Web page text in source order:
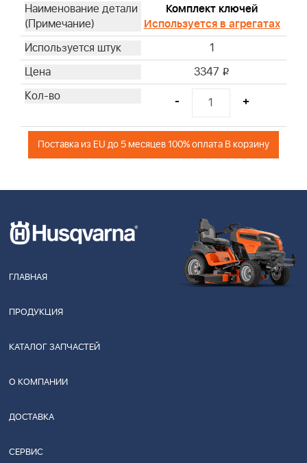
Комплект ключей
Используется в агрегатах
1
3347 i
- +
Поставка из EU до 5 месяцев 100% оплата В корзину
ГЛАВНАЯ
ПРОДУКЦИЯ
КАТАЛОГ ЗАПЧАСТЕЙ
О КОМПАНИИ
ДОСТАВКА
СЕРВИС